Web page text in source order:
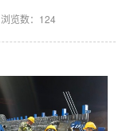
浏览数： 124